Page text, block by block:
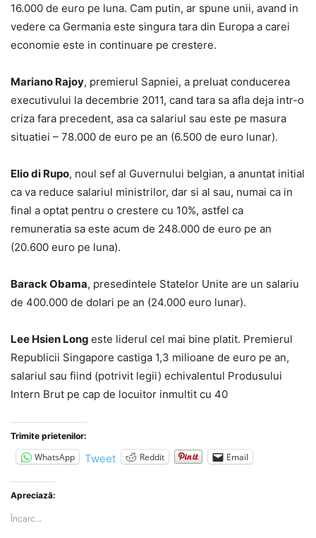
16.000 de euro pe luna. Cam putin, ar spune unii, avand in
vedere ca Germania este singura tara din Europa a carei
economie este in continuare pe crestere.
Mariano Rajoy, premierul Sapniei, a preluat conducerea
executivului la decembrie 2011, cand tara sa afla deja intr-o
criza fara precedent, asa ca salariul sau este pe masura
situatiei – 78.000 de euro pe an (6.500 de euro lunar).
Elio di Rupo, noul sef al Guvernului belgian, a anuntat initial
ca va reduce salariul ministrilor, dar si al sau, numai ca in
final a optat pentru o crestere cu 10%, astfel ca
remuneratia sa este acum de 248.000 de euro pe an
(20.600 euro pe luna).
Barack Obama, presedintele Statelor Unite are un salariu
de 400.000 de dolari pe an (24.000 euro lunar).
Lee Hsien Long este liderul cel mai bine platit. Premierul
Republicii Singapore castiga 1,3 milioane de euro pe an,
salariul sau fiind (potrivit legii) echivalentul Produsului
Intern Brut pe cap de locuitor inmultit cu 40
Trimite prietenilor:
WhatsApp Tweet Reddit Email
Apreciază:
Încarc...